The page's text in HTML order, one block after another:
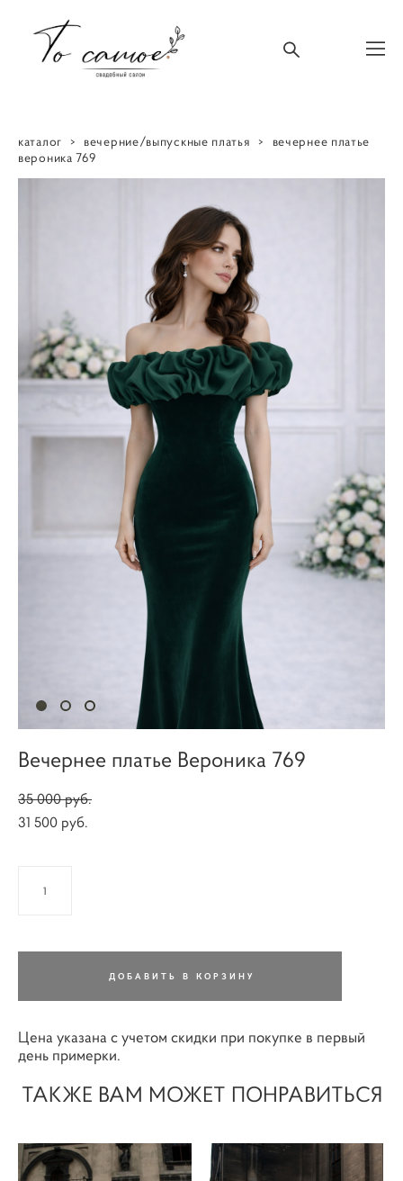
каталог > вечерние/выпускные платья >
вечернее платье
вероника 769
Вечернее платье Вероника 769
35 000 pуб.
31 500 pуб.
ДОБАВИТЬ В КОРЗИНУ
Цена указана с учетом скидки при покупке в первый
день примерки.
ТАКЖЕ ВАМ МОЖЕТ ПОНРАВИТЬСЯ